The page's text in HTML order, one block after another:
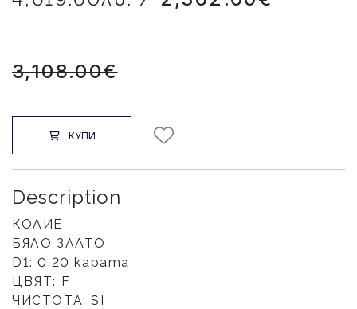
3,108.00€
КУПИ
Description
КОЛИЕ
БЯЛО ЗЛАТО
D1: 0.20 карата
ЦВЯТ: F
ЧИСТОТА: SI